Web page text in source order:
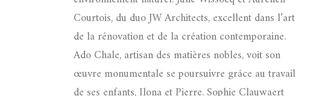
Courtois, du duo JW Architects, excellent dans l’art
de la rénovation et de la création contemporaine.
Ado Chale, artisan des matières nobles, voit son
œuvre monumentale se poursuivre grâce au travail